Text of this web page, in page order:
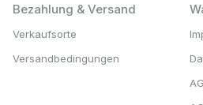
Bezahlung & Versand
Verkaufsorte
Versandbedingungen